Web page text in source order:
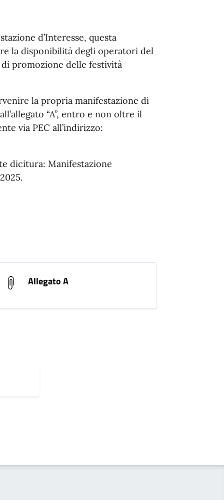
d’Interesse, questa
la disponibilità degli operatori del
promozione delle festività
la propria manifestazione di
“A”, entro e non oltre il
via PEC all’indirizzo:
dicitura: Manifestazione
Allegato A